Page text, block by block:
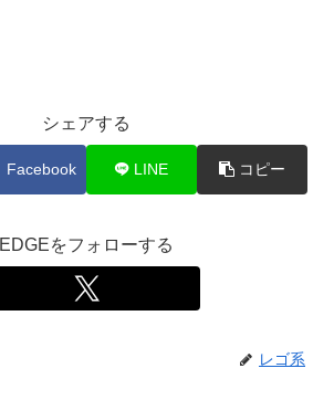
シェアする
Facebook LINE コピー
EDGEをフォローする
レゴ系